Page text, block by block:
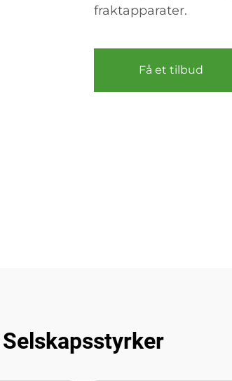
fraktapparater.
Få et tilbud
Selskapsstyrker